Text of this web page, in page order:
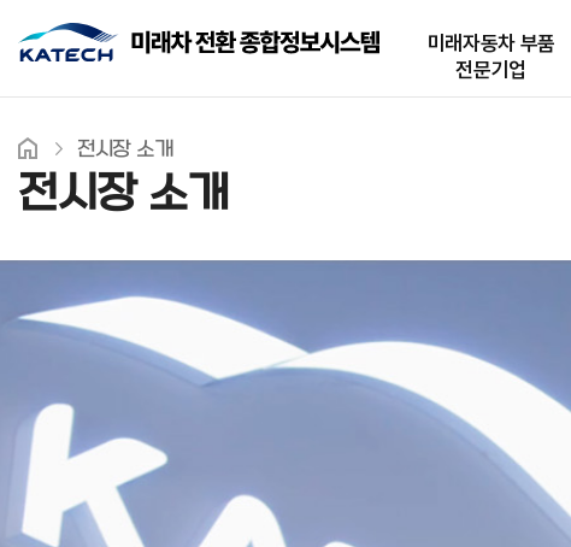
미래자동차 부품
전문기업
전시장 소개
전시장 소개